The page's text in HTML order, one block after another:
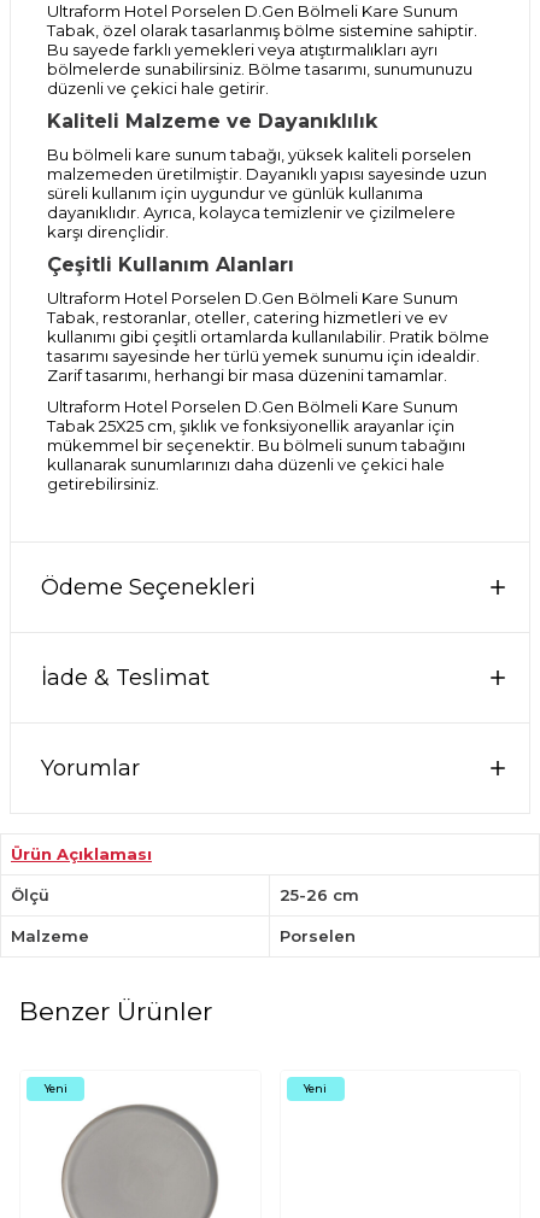
Ultraform Hotel Porselen D.Gen Bölmeli Kare Sunum
Tabak, özel olarak tasarlanmış bölme sistemine sahiptir.
Bu sayede farklı yemekleri veya atıştırmalıkları ayrı
bölmelerde sunabilirsiniz. Bölme tasarımı, sunumunuzu
düzenli ve çekici hale getirir.
Kaliteli Malzeme ve Dayanıklılık
Bu bölmeli kare sunum tabağı, yüksek kaliteli porselen
malzemeden üretilmiştir. Dayanıklı yapısı sayesinde uzun
süreli kullanım için uygundur ve günlük kullanıma
dayanıklıdır. Ayrıca, kolayca temizlenir ve çizilmelere
karşı dirençlidir.
Çeşitli Kullanım Alanları
Ultraform Hotel Porselen D.Gen Bölmeli Kare Sunum
Tabak, restoranlar, oteller, catering hizmetleri ve ev
kullanımı gibi çeşitli ortamlarda kullanılabilir. Pratik bölme
tasarımı sayesinde her türlü yemek sunumu için idealdir.
Zarif tasarımı, herhangi bir masa düzenini tamamlar.
Ultraform Hotel Porselen D.Gen Bölmeli Kare Sunum
Tabak 25X25 cm, şıklık ve fonksiyonellik arayanlar için
mükemmel bir seçenektir. Bu bölmeli sunum tabağını
kullanarak sunumlarınızı daha düzenli ve çekici hale
getirebilirsiniz.
Ödeme Seçenekleri
İade & Teslimat
Yorumlar
Ürün Açıklaması
Ölçü 25-26 cm
Malzeme Porselen
Benzer Ürünler
Yeni Yeni